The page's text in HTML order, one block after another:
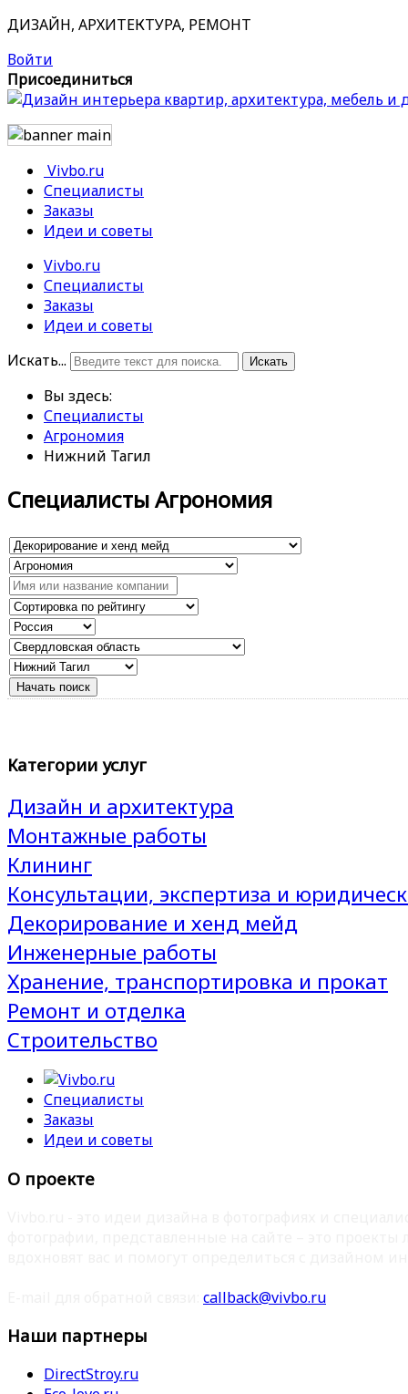
ДИЗАЙН, АРХИТЕКТУРА, РЕМОНТ
Войти
Присоединиться
Vivbo.ru
Специалисты
Заказы
Идеи и советы
Vivbo.ru
Специалисты
Заказы
Идеи и советы
Искать...
Искать
Вы здесь:
Специалисты
Агрономия
Нижний Тагил
Специалисты Агрономия
Категории услуг
Дизайн и архитектура
Монтажные работы
Клининг
Консультации, экспертиза и
Декорирование и хенд мейд
Инженерные работы
Хранение, транспортировка и прокат
Ремонт и отделка
Строительство
Специалисты
Заказы
Идеи и советы
О проекте
callback@vivbo.ru
Наши партнеры
DirectStroy.ru